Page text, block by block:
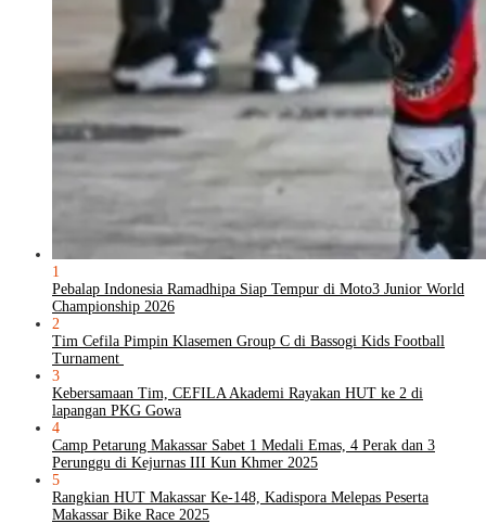
1
Pebalap Indonesia Ramadhipa Siap Tempur di Moto3 Junior World
Championship 2026
2
Tim Cefila Pimpin Klasemen Group C di Bassogi Kids Football
Turnament
3
Kebersamaan Tim, CEFILA Akademi Rayakan HUT ke 2 di
lapangan PKG Gowa
4
Camp Petarung Makassar Sabet 1 Medali Emas, 4 Perak dan 3
Perunggu di Kejurnas III Kun Khmer 2025
5
Rangkian HUT Makassar Ke-148, Kadispora Melepas Peserta
Makassar Bike Race 2025